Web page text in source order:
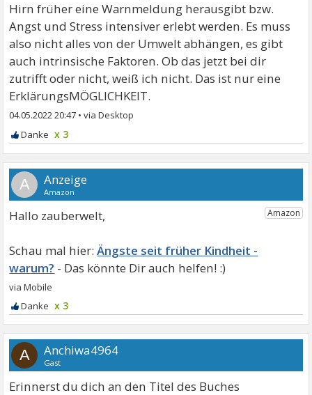
Hirn früher eine Warnmeldung herausgibt bzw.
Angst und Stress intensiver erlebt werden. Es muss
also nicht alles von der Umwelt abhängen, es gibt
auch intrinsische Faktoren. Ob das jetzt bei dir
zutrifft oder nicht, weiß ich nicht. Das ist nur eine
ErklärungsMÖGLICHKEIT.
04.05.2022 20:47 •
x 3
A
Hallo zauberwelt,
Ängste seit früher Kindheit -
warum?
x 3
A Anchiwa4964
Gast
Erinnerst du dich an den Titel des Buches